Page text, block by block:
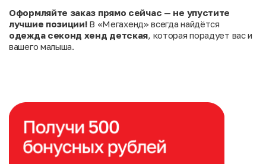
Оформляйте заказ прямо сейчас — не упустите
лучшие позиции!В «Мегахенд» всегда найдётся
одежда секонд хенд детская, которая порадует вас и
вашего малыша.